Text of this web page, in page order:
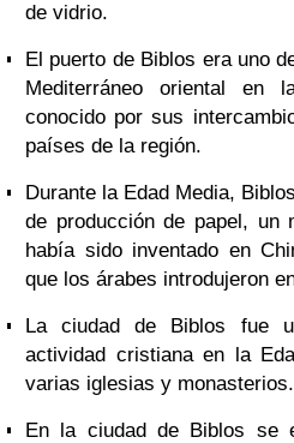
de vidrio.
El puerto de Biblos era uno
Mediterráneo oriental en
conocido por sus
países de la región.
Durante la Edad Media,
de producción de papel, un
había sido inventado en
que los árabes introdujeron
La ciudad de Biblos fue
actividad cristiana en la
varias iglesias y monasterios.
En la ciudad de Biblos se